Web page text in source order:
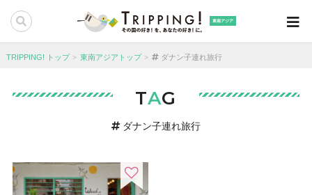
東南アジア
TRIPPING! トップ 東南アジアトップ ダナン子連れ旅行
TAG
ダナン子連れ旅行